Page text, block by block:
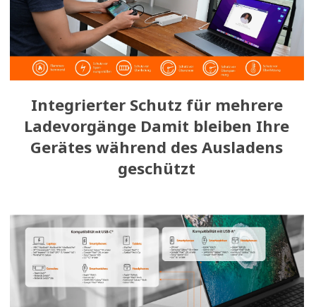
Integrierter Schutz für mehrere
Ladevorgänge Damit bleiben Ihre
Gerätes während des Ausladens
geschützt